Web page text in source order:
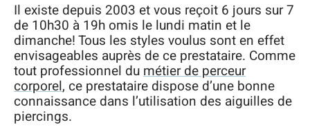
Il existe depuis 2003 et vous reçoit 6 jours sur 7
de 10h30 à 19h omis le lundi matin et le
dimanche! Tous les styles voulus sont en effet
envisageables auprès de ce prestataire. Comme
tout professionnel dumétier de perceur
corporel, ce prestataire dispose d’une bonne
connaissance dans l’utilisation des aiguilles de
piercings.